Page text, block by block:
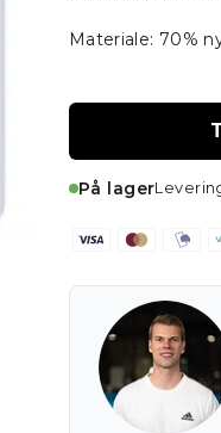
Materiale: 70%
På lager